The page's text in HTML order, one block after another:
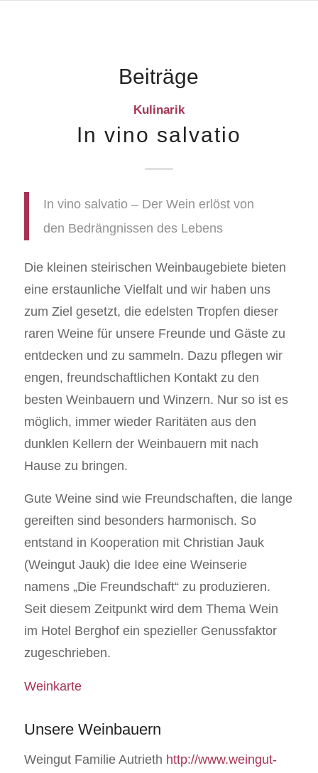
Beiträge
Kulinarik
In vino salvatio
In vino salvatio – Der Wein erlöst von
den Bedrängnissen des Lebens
Die kleinen steirischen Weinbaugebiete bieten
eine erstaunliche Vielfalt und wir haben uns
zum Ziel gesetzt, die edelsten Tropfen dieser
raren Weine für unsere Freunde und Gäste zu
entdecken und zu sammeln. Dazu pflegen wir
engen, freundschaftlichen Kontakt zu den
besten Weinbauern und Winzern. Nur so ist es
möglich, immer wieder Raritäten aus den
dunklen Kellern der Weinbauern mit nach
Hause zu bringen.
Gute Weine sind wie Freundschaften, die lange
gereiften sind besonders harmonisch. So
entstand in Kooperation mit Christian Jauk
(Weingut Jauk) die Idee eine Weinserie
namens „Die Freundschaft“ zu produzieren.
Seit diesem Zeitpunkt wird dem Thema Wein
im Hotel Berghof ein spezieller Genussfaktor
zugeschrieben.
Weinkarte
Unsere Weinbauern
Weingut Familie Autrieth http://www.weingut-